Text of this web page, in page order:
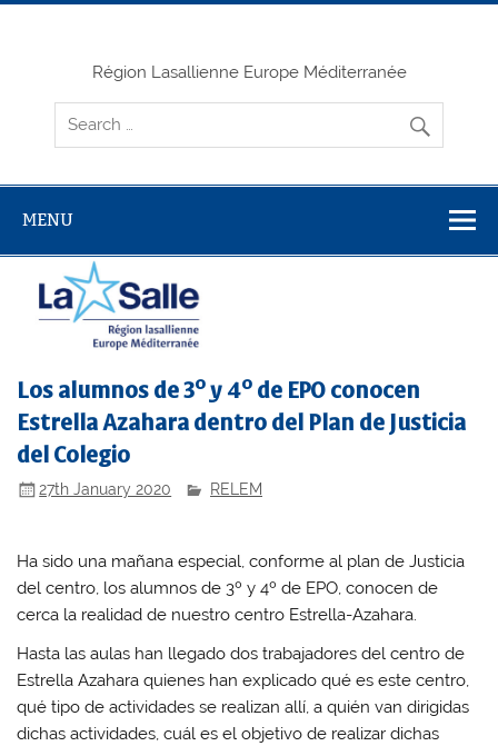
Skip
Région Lasallienne Europe Méditerranée
MENU
Los alumnos de 3º y 4º de EPO conocen
Estrella Azahara dentro del Plan de Justicia
del Colegio
27th January 2020 RELEM
Ha sido una mañana especial, conforme al plan de Justicia
del centro, los alumnos de 3º y 4º de EPO, conocen de
cerca la realidad de nuestro centro Estrella-Azahara.
Hasta las aulas han llegado dos trabajadores del centro de
Estrella Azahara quienes han explicado qué es este centro,
qué tipo de actividades se realizan allí, a quién van dirigidas
dichas actividades, cuál es el objetivo de realizar dichas